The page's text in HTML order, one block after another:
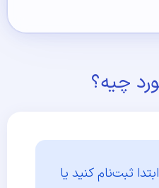
چیه؟
ثبت‌نام کنید یا